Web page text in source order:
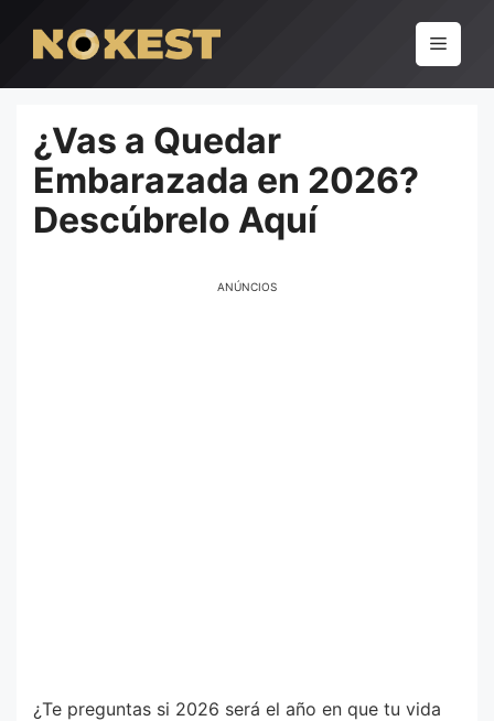
conteúdo
Menu
¿Vas a Quedar
Embarazada en 2026?
Descúbrelo Aquí
ANÚNCIOS
¿Te preguntas si 2026 será el año en que tu vida